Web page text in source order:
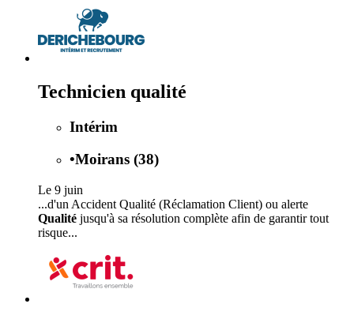
Technicien qualité
Intérim
•Moirans (38)
Le 9 juin
...d'un Accident Qualité (Réclamation Client) ou alerte
Qualité jusqu'à sa résolution complète afin de garantir tout
risque...